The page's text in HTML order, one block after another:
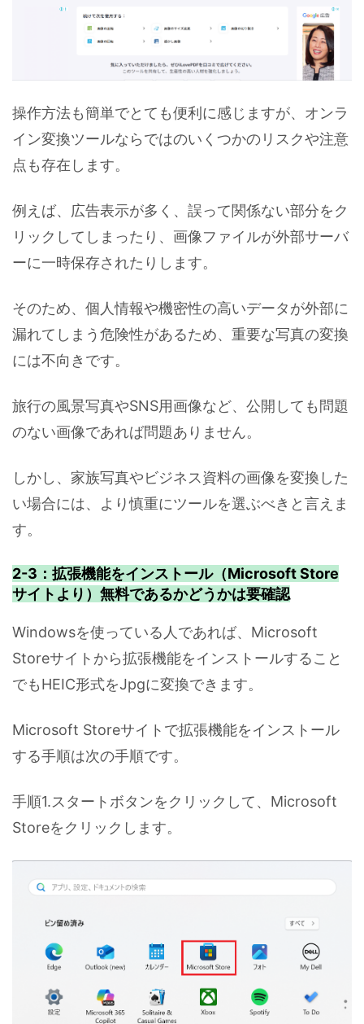
操作方法も簡単でとても便利に感じますが、オンラ
イン変換ツールならではのいくつかのリスクや注意
点も存在します。
例えば、広告表示が多く、誤って関係ない部分をク
リックしてしまったり、画像ファイルが外部サーバ
ーに一時保存されたりします。
そのため、個人情報や機密性の高いデータが外部に
漏れてしまう危険性があるため、重要な写真の変換
には不向きです。
旅行の風景写真やSNS用画像など、公開しても問題
のない画像であれば問題ありません。
しかし、家族写真やビジネス資料の画像を変換した
い場合には、より慎重にツールを選ぶべきと言えま
す。
2-3：拡張機能をインストール（Microsoft Store
サイトより）無料であるかどうかは要確認
Windowsを使っている人であれば、Microsoft
Storeサイトから拡張機能をインストールすること
でもHEIC形式をJpgに変換できます。
Microsoft Storeサイトで拡張機能をインストール
する手順は次の手順です。
手順1.スタートボタンをクリックして、Microsoft
Storeをクリックします。